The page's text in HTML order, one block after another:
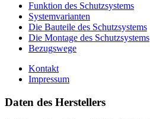
Funktion des Schutzsystems
Systemvarianten
Die Bauteile des Schutzsystems
Die Montage des Schutzsystems
Bezugswege
Kontakt
Impressum
Daten des Herstellers